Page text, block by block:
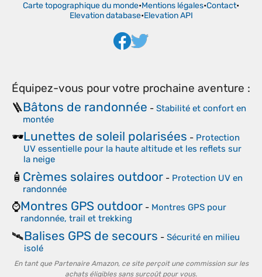
Carte topographique du monde•Mentions légales•Contact•
Elevation database•Elevation API
Équipez-vous pour votre prochaine aventure :
🪜Bâtons de randonnée - Stabilité et confort en
montée
🕶️Lunettes de soleil polarisées - Protection
UV essentielle pour la haute altitude et les reflets sur
la neige
🧴 Crèmes solaires outdoor - Protection UV en
randonnée
⌚Montres GPS outdoor - Montres GPS pour
randonnée, trail et trekking
🛰️Balises GPS de secours - Sécurité en milieu
isolé
En tant que Partenaire Amazon, ce site perçoit une commission sur les
achats éligibles sans surcoût pour vous.